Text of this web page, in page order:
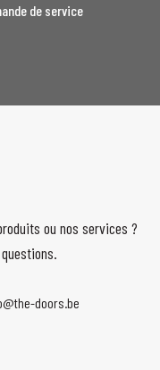
de service
ou nos services ?
doors.be